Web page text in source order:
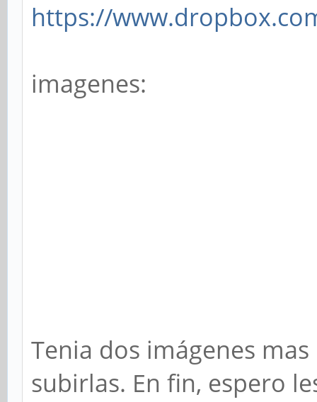
https://
imagenes:
Tenia dos imágenes
subirlas. En fin, espero